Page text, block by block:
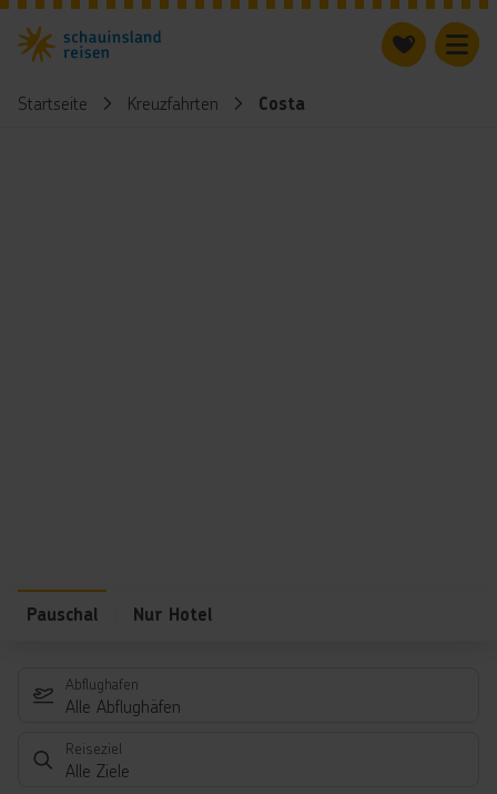
Startseite Kreuzfahrten Costa
Pauschal Nur Hotel
Abflughafen
Alle Abflughäfen
Reiseziel
Alle Ziele